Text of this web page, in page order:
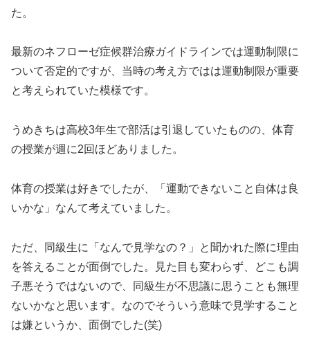
た。
最新のネフローゼ症候群治療ガイドラインでは運動制限に
ついて否定的ですが、当時の考え方ではは運動制限が重要
と考えられていた模様です。
うめきちは高校3年生で部活は引退していたものの、体育
の授業が週に2回ほどありました。
体育の授業は好きでしたが、「運動できないこと自体は良
いかな」なんて考えていました。
ただ、同級生に「なんで見学なの？」と聞かれた際に理由
を答えることが面倒でした。見た目も変わらず、どこも調
子悪そうではないので、同級生が不思議に思うことも無理
ないかなと思います。なのでそういう意味で見学すること
は嫌というか、面倒でした(笑)